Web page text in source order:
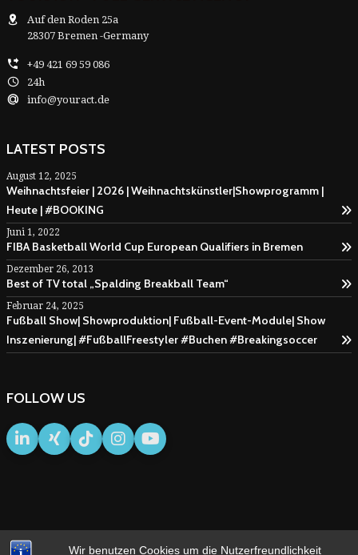
Wir benutzen Cookies um die Nutzerfreundlichkeit
Auf den Roden 25a
28307 Bremen -Germany
+49 421 69 59 086
24h
info@youract.de
LATEST POSTS
August 12, 2025
Weihnachtsfeier | 2026 | Weihnachtskünstler|Showprogramm |
Heute | #BOOKING
Juni 1, 2022
FIBA Basketball World Cup European Qualifiers in Bremen
Dezember 26, 2013
Best of TV total „Spalding Breakball Team“
Februar 24, 2025
Fußball Show| Showproduktion| Fußball-Event-Module| Show
Inszenierung| #FußballFreestyler #Buchen #Breakingsoccer
FOLLOW US